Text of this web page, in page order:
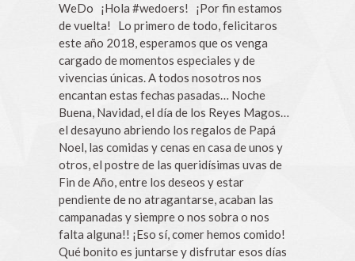
WeDo ¡Hola #wedoers! ¡Por fin estamos
de vuelta! Lo primero de todo, felicitaros
este año 2018, esperamos que os venga
cargado de momentos especiales y de
vivencias únicas. A todos nosotros nos
encantan estas fechas pasadas… Noche
Buena, Navidad, el día de los Reyes Magos…
el desayuno abriendo los regalos de Papá
Noel, las comidas y cenas en casa de unos y
otros, el postre de las queridísimas uvas de
Fin de Año, entre los deseos y estar
pendiente de no atragantarse, acaban las
campanadas y siempre o nos sobra o nos
falta alguna!! ¡Eso sí, comer hemos comido!
Qué bonito es juntarse y disfrutar esos días